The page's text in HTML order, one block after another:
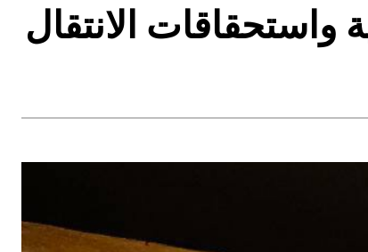
واستحقاقات الانتقال